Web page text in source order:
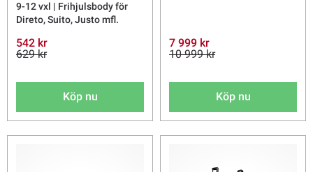
9-12 vxl | Frihjulsbody för
Direto, Suito, Justo mfl.
542 kr
629 kr
Köp nu
7 999 kr
10 999 kr
Köp nu